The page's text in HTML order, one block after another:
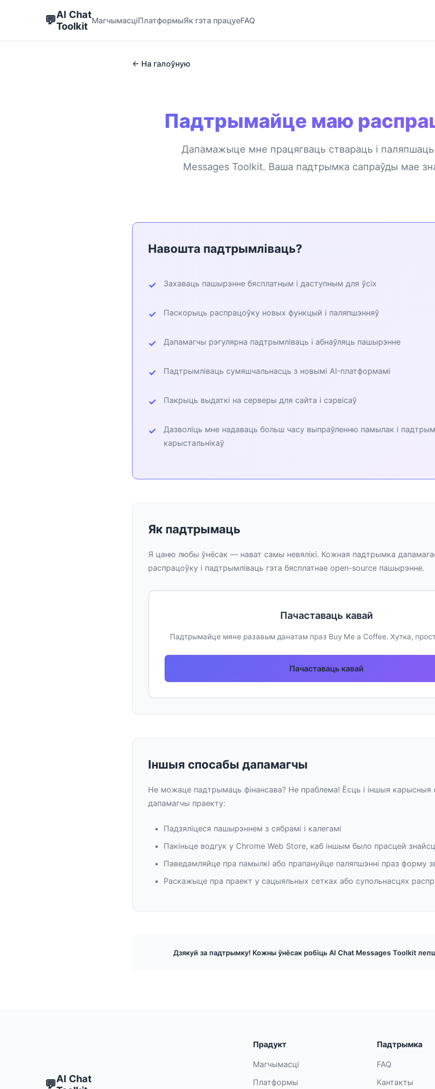
💬AI Chat
Toolkit
МагчымасціПлатформыЯк гэта працуеFAQ
← На галоўную
Падтрымайце маю
Дапамажыце мне працягваць ствараць і
Messages Toolkit. Ваша падтрымка сапраўды мае
Навошта падтрымліваць?
Захаваць пашырэнне бясплатным і даступным для ўсіх
Паскорыць распрацоўку новых функцый і паляпшэнняў
Дапамагчы рэгулярна падтрымліваць і абнаўляць пашырэнне
Падтрымліваць сумяшчальнасць з новымі AI-платформамі
Пакрыць выдаткі на серверы для сайта і сэрвісаў
Дазволіць мне надаваць больш часу выпраўленню памылак і
карыстальнікаў
Як падтрымаць
Я цаню любы ўнёсак — нават самы невялікі. Кожная падтрымка
распрацоўку і падтрымліваць гэта бясплатнае open-source пашырэнне.
Пачаставаць кавай
Падтрымайце мяне разавым данатам праз Buy Me a Coffee. Хутка,
Пачаставаць кавай
Іншыя спосабы дапамагчы
Не можаце падтрымаць фінансава? Не праблема! Ёсць і іншыя карысныя
дапамагчы праекту:
Падзяліцеся пашырэннем з сябрамі і калегамі
Пакіньце водгук у Chrome Web Store, каб іншым было прасцей
Паведамляйце пра памылкі або прапануйце паляпшэнні праз форму
Раскажыце пра праект у сацыяльных сетках або супольнасцях
Дзякуй за падтрымку! Кожны ўнёсак робіць AI Chat Messages Toolkit
💬AI Chat
Прадукт
Магчымасці
Платформы
Падтрымка
FAQ
Кантакты